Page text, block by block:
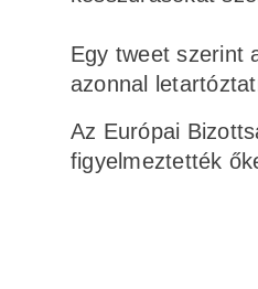
Egy tweet szerint
azonnal
Az Európai
figyelmeztették